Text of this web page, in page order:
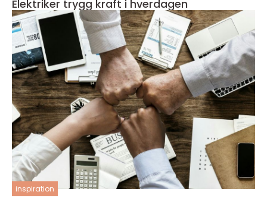
Elektriker trygg kraft i hverdagen
inspiration